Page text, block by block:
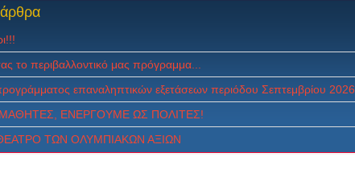
άρθρα
το περιβαλλοντικό μας πρόγραμμα...
επαναληπτικών εξετάσεων περιόδου Σεπτεμβρίου 2026
ENEPΓOYME ΩΣ ΠOΛITEΣ!
ΤΩΝ ΟΛΥΜΠΙΑΚΩΝ ΑΞΙΩΝ